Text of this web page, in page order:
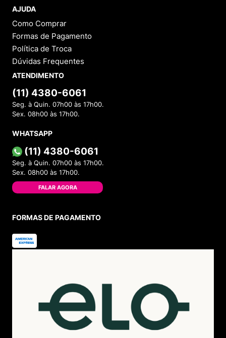
AJUDA
Como Comprar
Formas de Pagamento
Política de Troca
Dúvidas Frequentes
ATENDIMENTO
(11) 4380-6061
Seg. à Quin. 07h00 às 17h00.
Sex. 08h00 às 17h00.
WHATSAPP
(11) 4380-6061
Seg. à Quin. 07h00 às 17h00.
Sex. 08h00 às 17h00.
FALAR AGORA
FORMAS DE PAGAMENTO